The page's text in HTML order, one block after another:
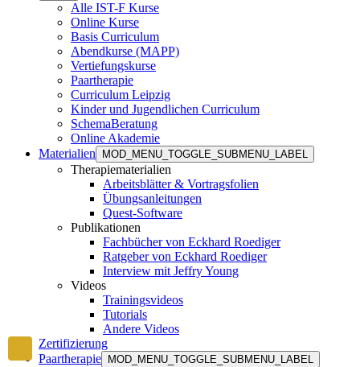
Alle IST-F Kurse
Online Kurse
Basis Curriculum
Abendkurse (MAPP)
Vertiefungskurse
Paartherapie
Curriculum Leipzig
Kinder und Jugendlichen Curriculum
SchemaBeratung
Online Akademie
Materialien
MOD_MENU_TOGGLE_SUBMENU_LABEL
Therapiematerialien
Arbeitsblätter & Vortragsfolien
Übungsanleitungen
Quest-Software
Publikationen
Fachbücher von Eckhard Roediger
Ratgeber von Eckhard Roediger
Interview mit Jeffry Young
Videos
Trainingsvideos
Tutorials
Andere Videos
Zertifizierung
Paartherapie
MOD_MENU_TOGGLE_SUBMENU_LABEL